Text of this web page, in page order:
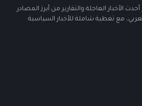
الأخبار العاجلة والتقارير من أبرز المصادر
مع تغطية شاملة للأخبار السياسية